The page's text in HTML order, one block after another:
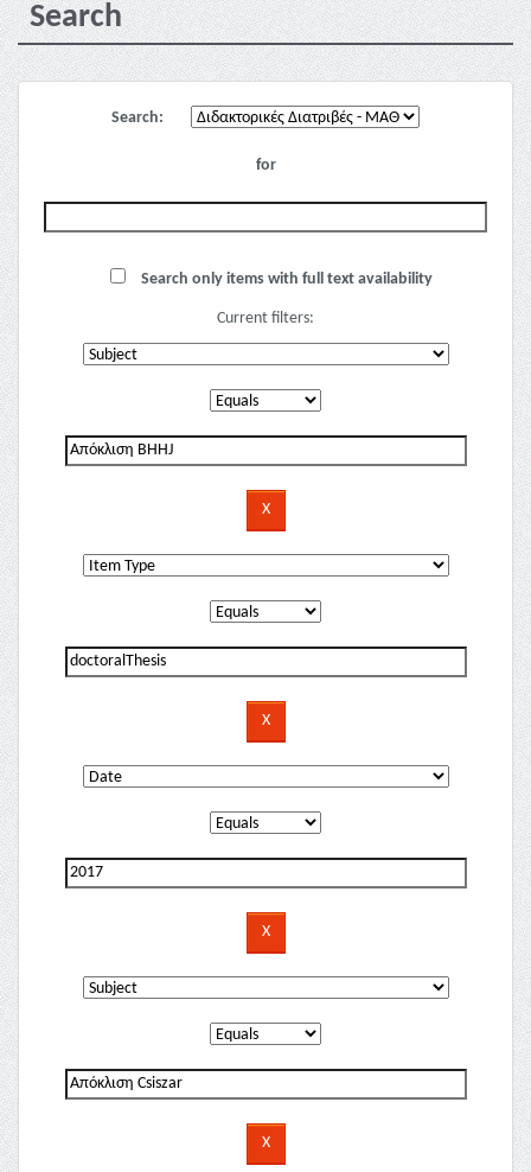
Search
Search:
for
Search only items with full text availability
Current filters: